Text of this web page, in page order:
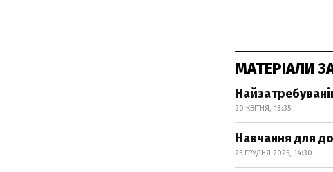
МАТЕРІАЛИ
20 КВІТНЯ, 13:35
Навчання для
25 ГРУДНЯ 2025, 14:30